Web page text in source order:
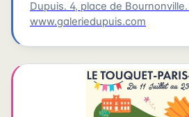
Dupuis. 4, place de
www.galeriedupuis.com